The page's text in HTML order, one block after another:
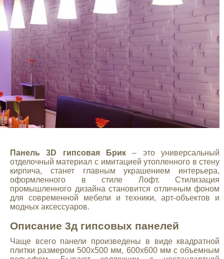
Панель 3D гипсовая Брик – это универсальный
отделочный материал с имитацией утопленного в стену
кирпича, станет главным украшением интерьера,
оформленного в стиле Лофт. Стилизация
промышленного дизайна становится отличным фоном
для современной мебели и техники, арт-объектов и
модных аксессуаров.
Описание 3д гипсовых панелей
Чаще всего панели произведены в виде квадратной
плитки размером 500х500 мм, 600х600 мм с объемным
Renault
Suzuki
Toyota
Volkswagen
УАЗ
Дополнительные товары